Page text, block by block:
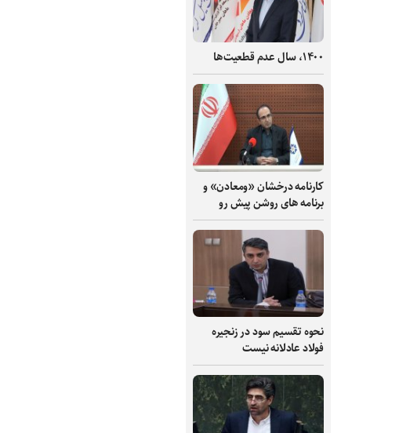
۱۴۰۰، سال عدم قطعیت‌ها
کارنامه درخشان «ومعادن» و
برنامه های روشن پیش رو
نحوه تقسیم سود در زنجیره
فولاد عادلانه نیست